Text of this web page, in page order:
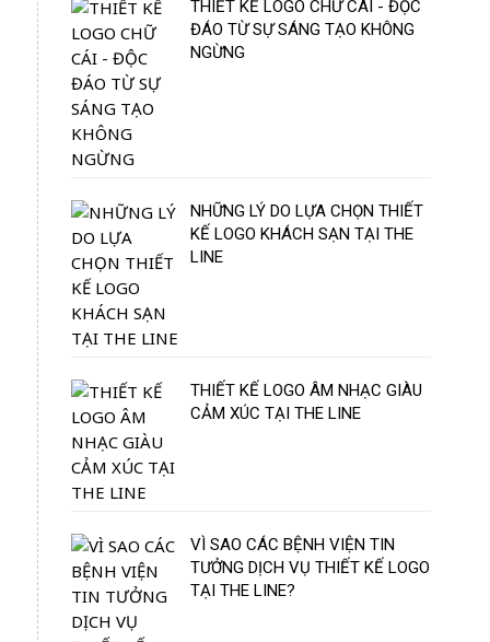
THIẾT KẾ LOGO CHỮ CÁI - ĐỘC
ĐÁO TỪ SỰ SÁNG TẠO KHÔNG
NGỪNG
NHỮNG LÝ DO LỰA CHỌN THIẾT
KẾ LOGO KHÁCH SẠN TẠI THE
LINE
THIẾT KẾ LOGO ÂM NHẠC GIÀU
CẢM XÚC TẠI THE LINE
VÌ SAO CÁC BỆNH VIỆN TIN
TƯỞNG DỊCH VỤ THIẾT KẾ LOGO
TẠI THE LINE?